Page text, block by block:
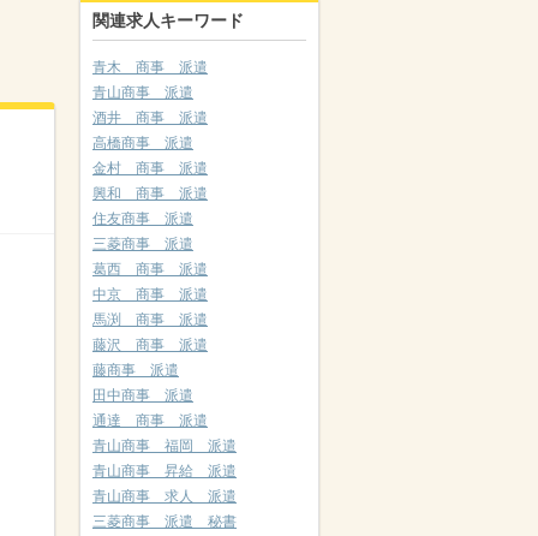
関連求人キーワード
青木 商事 派遣
青山商事 派遣
酒井 商事 派遣
高橋商事 派遣
金村 商事 派遣
興和 商事 派遣
住友商事 派遣
三菱商事 派遣
葛西 商事 派遣
中京 商事 派遣
馬渕 商事 派遣
藤沢 商事 派遣
藤商事 派遣
田中商事 派遣
通達 商事 派遣
青山商事 福岡 派遣
青山商事 昇給 派遣
青山商事 求人 派遣
三菱商事 派遣 秘書